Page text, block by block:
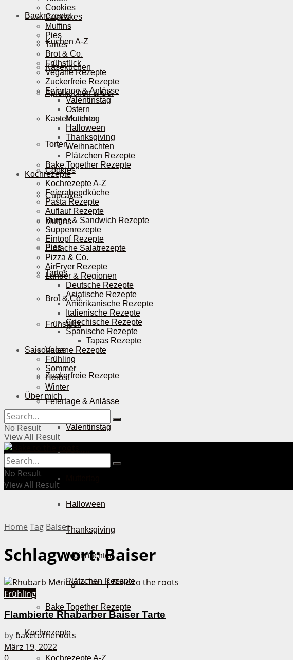
Backrezepte
Kuchen A-Z
Käsekuchen
Apfelkuchen & Co.
Kastenkuchen
Torten
Cookies
Cupcakes
Muffins
Pies
Tartes
Brot & Co.
Frühstück
Vegane Rezepte
Zuckerfreie Rezepte
Feiertage & Anlässe
Valentinstag
Ostern
Halloween
Thanksgiving
Weihnachten
Plätzchen Rezepte
Bake Together Rezepte
Kochrezepte
Kochrezepte A-Z
Cookies
Cupcakes
Muffins
Pies
Tartes
Brot & Co.
Frühstück
Vegane Rezepte
Zuckerfreie Rezepte
Feiertage & Anlässe
Valentinstag
Ostern
Muttertag
Halloween
Thanksgiving
Weihnachten
Plätzchen Rezepte
Bake Together Rezepte
Kochrezepte
Kochrezepte A-Z
Feierabendküche
Pasta Rezepte
Auflauf Rezepte
Burger & Sandwich Rezepte
Suppenrezepte
Eintopf Rezepte
Einfache Salatrezepte
Pizza & Co.
AirFryer Rezepte
Länder & Regionen
Deutsche Rezepte
Asiatische Rezepte
Amerikanische Rezepte
Italienische Rezepte
Griechische Rezepte
Spanische Rezepte
Tapas Rezepte
Saisonales
Frühling
Sommer
Herbst
Winter
Über mich
No Result
View All Result
No Result
View All Result
Home Tag Baiser
Schlagwort:Baiser
Frühling
Flambierte Rhabarber Baiser Tarte
by baketotheroots
März 19, 2022